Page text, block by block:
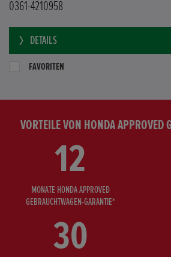
0361-4210958
DETAILS
FAVORITEN
VORTEILE VON HONDA APPROVED
12
MONATE HONDA APPROVED
GEBRAUCHTWAGEN-GARANTIE*
30